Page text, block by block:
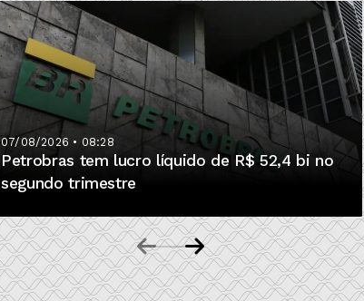
07/08/2026 • 08:28
Petrobras tem lucro líquido de R$ 52,4 bi no
segundo trimestre